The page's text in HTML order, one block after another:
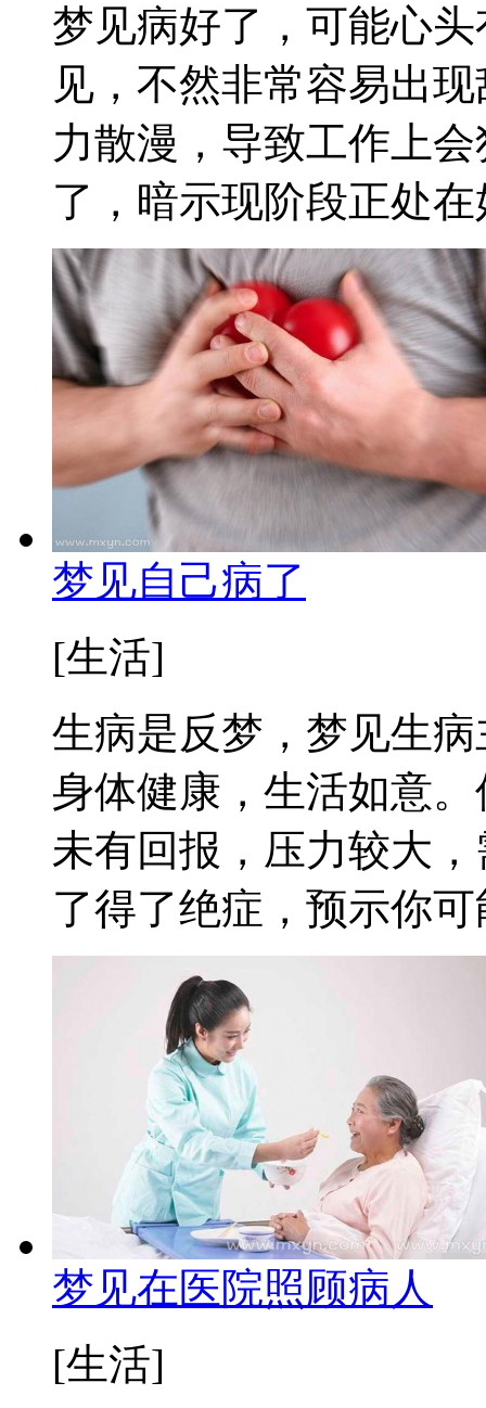
梦见病好了，可能心
见，不然非常容易出
力散漫，导致工作上
了，暗示现阶段正处
梦见自己病了
[生活]
生病是反梦，梦见生
身体健康，生活如意
未有回报，压力较大
了得了绝症，预示你
梦见在医院照顾病人
[生活]